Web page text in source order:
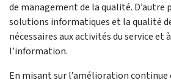
de management de la qualité. D’autre
solutions informatiques et la qualité
nécessaires aux activités du service et
l’information.
En misant sur l’amélioration